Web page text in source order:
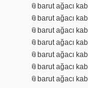
barut ağacı
barut ağacı
barut ağacı
barut ağacı
barut ağacı
barut ağacı
barut ağacı